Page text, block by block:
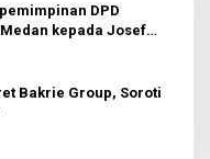
DPD
kepada Josef
Bakrie Group, Soroti